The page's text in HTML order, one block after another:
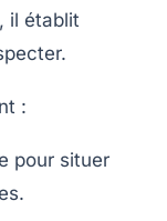
il établit
:
pour situer